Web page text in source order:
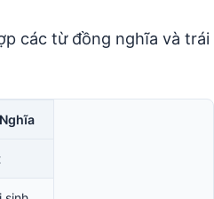
các từ đồng nghĩa và trái